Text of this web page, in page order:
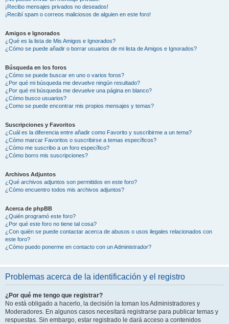
¡Recibo mensajes privados no deseados!
¡Recibí spam o correos maliciosos de alguien en este foro!
Amigos e Ignorados
¿Qué es la lista de Mis Amigos e Ignorados?
¿Cómo se puede añadir o borrar usuarios de mi lista de Amigos e Ignorados?
Búsqueda en los foros
¿Cómo se puede buscar en uno o varios foros?
¿Por qué mi búsqueda me devuelve ningún resultado?
¿Por qué mi búsqueda me devuelve una página en blanco?
¿Cómo busco usuarios?
¿Como se puede encontrar mis propios mensajes y temas?
Suscripciones y Favoritos
¿Cuál es la diferencia entre añadir como Favorito y suscribirme a un tema?
¿Cómo marcar Favoritos o suscribirse a temas específicos?
¿Cómo me suscribo a un foro específico?
¿Cómo borro mis suscripciones?
Archivos Adjuntos
¿Qué archivos adjuntos son permitidos en este foro?
¿Cómo encuentro todos mis archivos adjuntos?
Acerca de phpBB
¿Quién programó este foro?
¿Por qué este foro no tiene tal cosa?
¿Con quién se puede contactar acerca de abusos o usos ilegales relacionados con
este foro?
¿Cómo puedo ponerme en contacto con un Administrador?
Problemas acerca de la identificación y el registro
¿Por qué me tengo que registrar?
No está obligado a hacerlo, la decisión la toman los Administradores y
Moderadores. En algunos casos necesitará registrarse para publicar temas y
respuestas. Sin embargo, estar registrado le dará acceso a contenidos